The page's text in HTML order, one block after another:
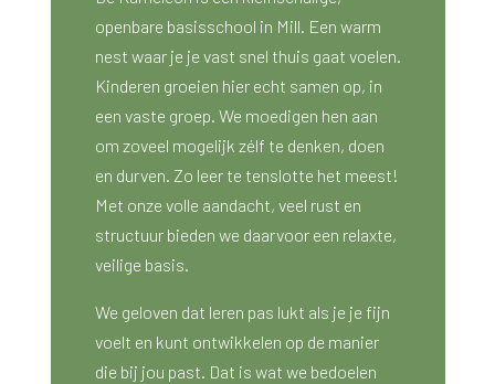
openbare basisschool in Mill. Een warm
nest waar je je vast snel thuis gaat voelen.
Kinderen groeien hier echt samen op, in
een vaste groep. We moedigen hen aan
om zoveel mogelijk zélf te denken, doen
en durven. Zo leer te tenslotte het meest!
Met onze volle aandacht, veel rust en
structuur bieden we daarvoor een relaxte,
veilige basis.
We geloven dat leren pas lukt als je je fijn
voelt en kunt ontwikkelen op de manier
die bij jou past. Dat is wat we bedoelen